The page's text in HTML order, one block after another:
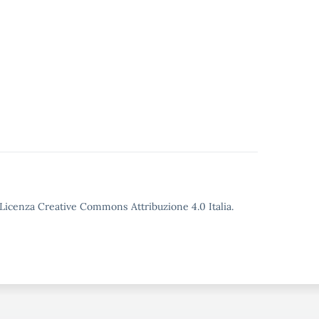
Creative Commons Attribuzione 4.0 Italia.